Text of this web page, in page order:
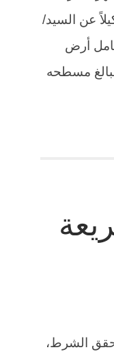
عن السيد/
أرض
مسطحه
الشرط،